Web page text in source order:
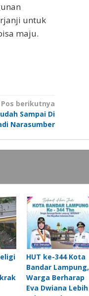
untuk
maju.
Pos berikutnya
Sampai Di
Narasumber
HUT ke-344 Kota
Bandar Lampung,
Warga Berharap
Eva Dwiana Lebih